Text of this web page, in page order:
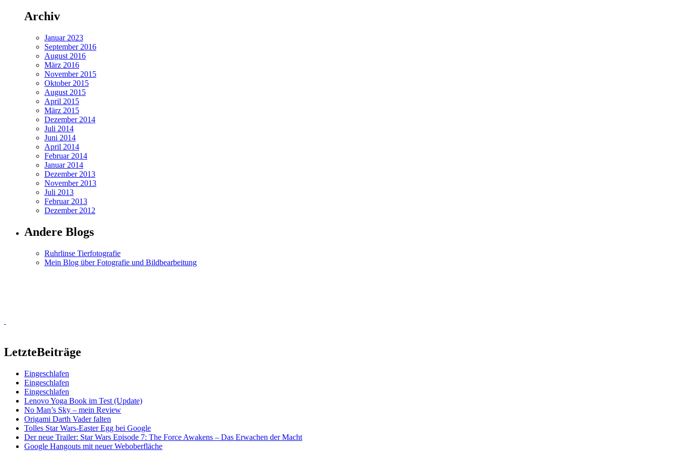
Archiv
Januar 2023
September 2016
August 2016
März 2016
November 2015
Oktober 2015
August 2015
April 2015
März 2015
Dezember 2014
Juli 2014
Juni 2014
April 2014
Februar 2014
Januar 2014
Dezember 2013
November 2013
Juli 2013
Februar 2013
Dezember 2012
Andere Blogs
Ruhrlinse Tierfotografie
Mein Blog über Fotografie und Bildbearbeitung
LetzteBeiträge
Eingeschlafen
Eingeschlafen
Eingeschlafen
Lenovo Yoga Book im Test (Update)
No Man’s Sky – mein Review
Origami Darth Vader falten
Tolles Star Wars-Easter Egg bei Google
Der neue Trailer: Star Wars Episode 7: The Force Awakens – Das Erwachen der Macht
Google Hangouts mit neuer Weboberfläche